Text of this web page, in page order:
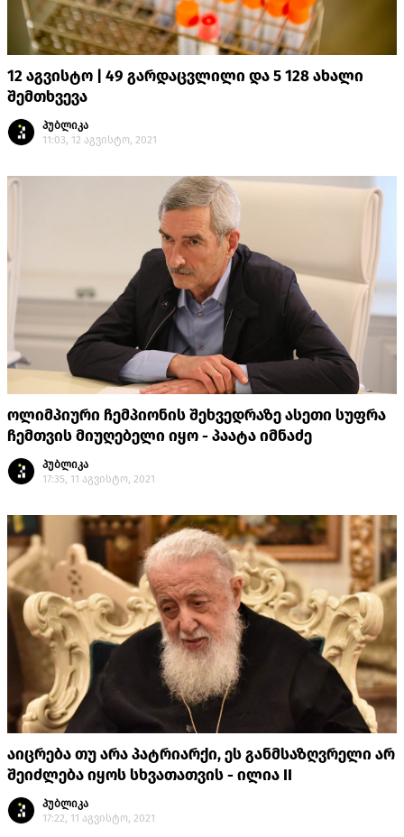
12 აგვისტო | 49 გარდაცვლილი და 5 128 ახალი
შემთხვევა
პუბლიკა
11:03, 12 აგვისტო, 2021
ოლიმპიური ჩემპიონის შეხვედრაზე ასეთი სუფრა
ჩემთვის მიუღებელი იყო - პაატა იმნაძე
პუბლიკა
17:35, 11 აგვისტო, 2021
აიცრება თუ არა პატრიარქი, ეს განმსაზღვრელი არ
შეიძლება იყოს სხვათათვის - ილია II
პუბლიკა
17:22, 11 აგვისტო, 2021